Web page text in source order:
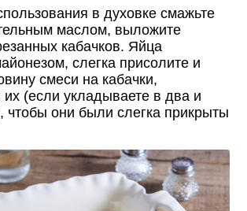
в духовке смажьте
маслом, выложите
кабачков. Яйца
слегка присолите и
смеси на кабачки,
(если укладываете в два и
чтобы они были слегка прикрыты